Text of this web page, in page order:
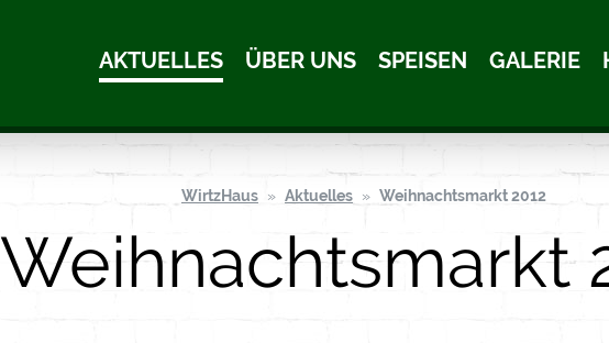
AKTUELLES ÜBER UNS SPEISEN GALERIE
WirtzHaus Aktuelles Weihnachtsmarkt 2012
Weihnachtsmarkt